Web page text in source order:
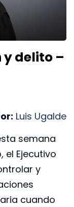
delito –
Luis Ugalde
semana
el Ejecutivo
y
cuando